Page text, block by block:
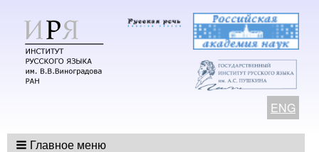
ENG
Главное меню